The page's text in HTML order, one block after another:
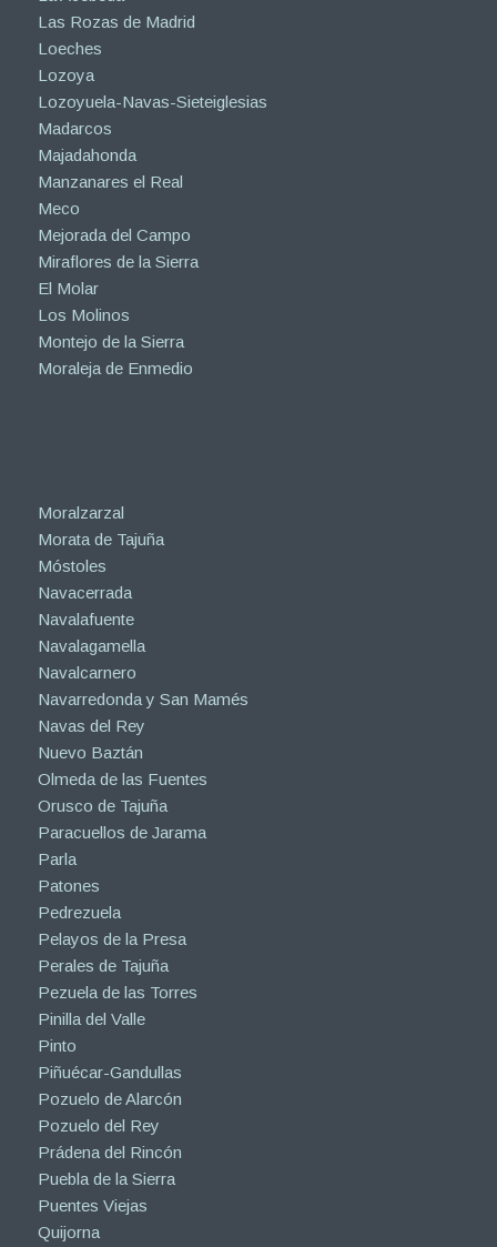
Las Rozas de Madrid
Loeches
Lozoya
Lozoyuela-Navas-Sieteiglesias
Madarcos
Majadahonda
Manzanares el Real
Meco
Mejorada del Campo
Miraflores de la Sierra
El Molar
Los Molinos
Montejo de la Sierra
Moraleja de Enmedio
Moralzarzal
Morata de Tajuña
Móstoles
Navacerrada
Navalafuente
Navalagamella
Navalcarnero
Navarredonda y San Mamés
Navas del Rey
Nuevo Baztán
Olmeda de las Fuentes
Orusco de Tajuña
Paracuellos de Jarama
Parla
Patones
Pedrezuela
Pelayos de la Presa
Perales de Tajuña
Pezuela de las Torres
Pinilla del Valle
Pinto
Piñuécar-Gandullas
Pozuelo de Alarcón
Pozuelo del Rey
Prádena del Rincón
Puebla de la Sierra
Puentes Viejas
Quijorna